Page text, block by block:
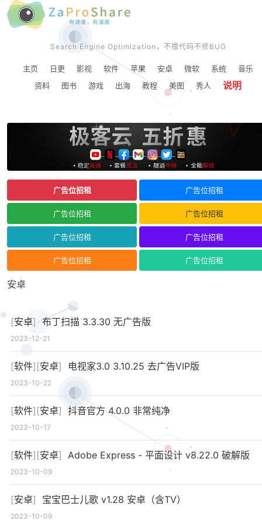
Search Engine Optimization，不撸代码不修BUG
主页 日更 影视 软件 苹果 安卓 微软 系统
音乐
资料
图书 游戏 出海 教程 美图 秀人 说明
广告位招租 广告位招租
广告位招租 广告位招租
广告位招租 广告位招租
广告位招租 广告位招租
安卓
[安卓] 布丁扫描 3.3.30 无广告版
2023-12-21
[软件][安卓] 电视家3.0 3.10.25 去广告VIP版
2023-10-22
[软件][安卓] 抖音官方 4.0.0 非常纯净
2023-10-17
[软件][安卓] Adobe Express - 平面设计 v8.22.0 破解版
2023-10-09
[安卓] 宝宝巴士儿歌 v1.28 安卓（含TV）
2023-10-09